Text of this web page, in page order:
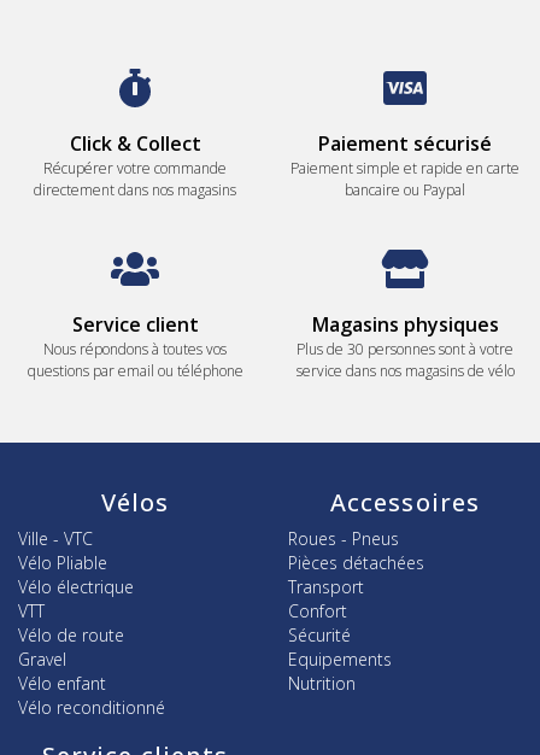
Click & Collect
Récupérer votre commande
directement dans nos magasins
Paiement sécurisé
Paiement simple et rapide en carte
bancaire ou Paypal
Service client
Nous répondons à toutes vos
questions par email ou téléphone
Magasins physiques
Plus de 30 personnes sont à votre
service dans nos magasins de vélo
Vélos
Ville - VTC
Vélo Pliable
Vélo électrique
VTT
Vélo de route
Gravel
Vélo enfant
Vélo reconditionné
Accessoires
Roues - Pneus
Pièces détachées
Transport
Confort
Sécurité
Equipements
Nutrition